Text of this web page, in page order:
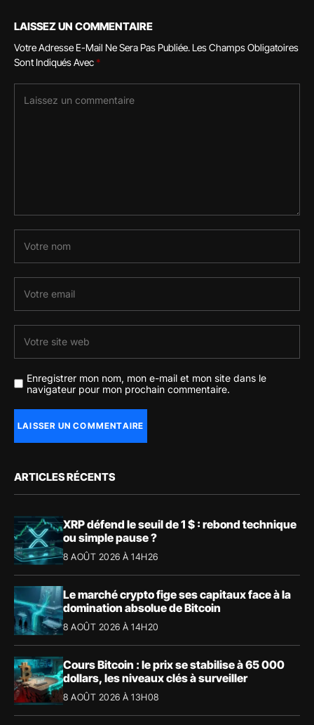
LAISSEZ UN COMMENTAIRE
Votre Adresse E-Mail Ne Sera Pas Publiée. Les Champs Obligatoires
Sont Indiqués Avec*
Enregistrer mon nom, mon e-mail et mon site dans le
navigateur pour mon prochain commentaire.
ARTICLES RÉCENTS
XRP défend le seuil de 1 $ : rebond technique
ou simple pause ?
8 AOÛT 2026 À 14H26
Le marché crypto fige ses capitaux face à la
domination absolue de Bitcoin
8 AOÛT 2026 À 14H20
Cours Bitcoin : le prix se stabilise à 65 000
dollars, les niveaux clés à surveiller
8 AOÛT 2026 À 13H08